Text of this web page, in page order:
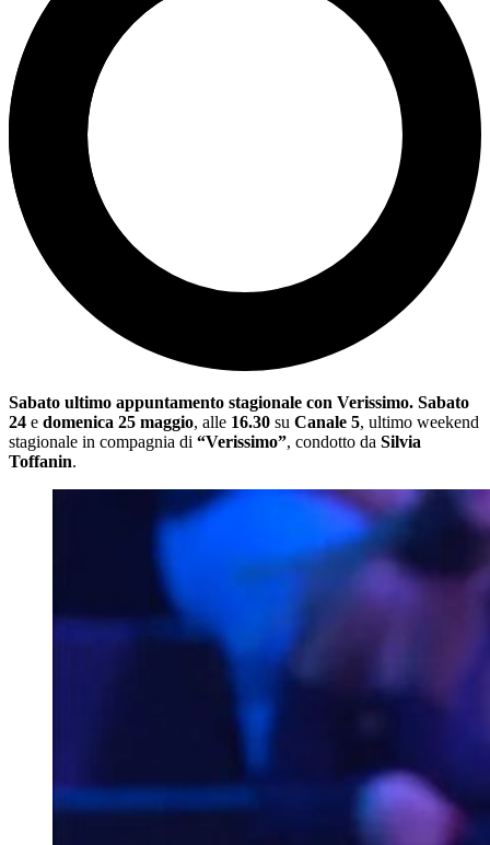
Sabato ultimo appuntamento stagionale con Verissimo. Sabato
24 e domenica 25 maggio, alle 16.30 su Canale 5, ultimo weekend
stagionale in compagnia di “Verissimo”, condotto da Silvia
Toffanin.